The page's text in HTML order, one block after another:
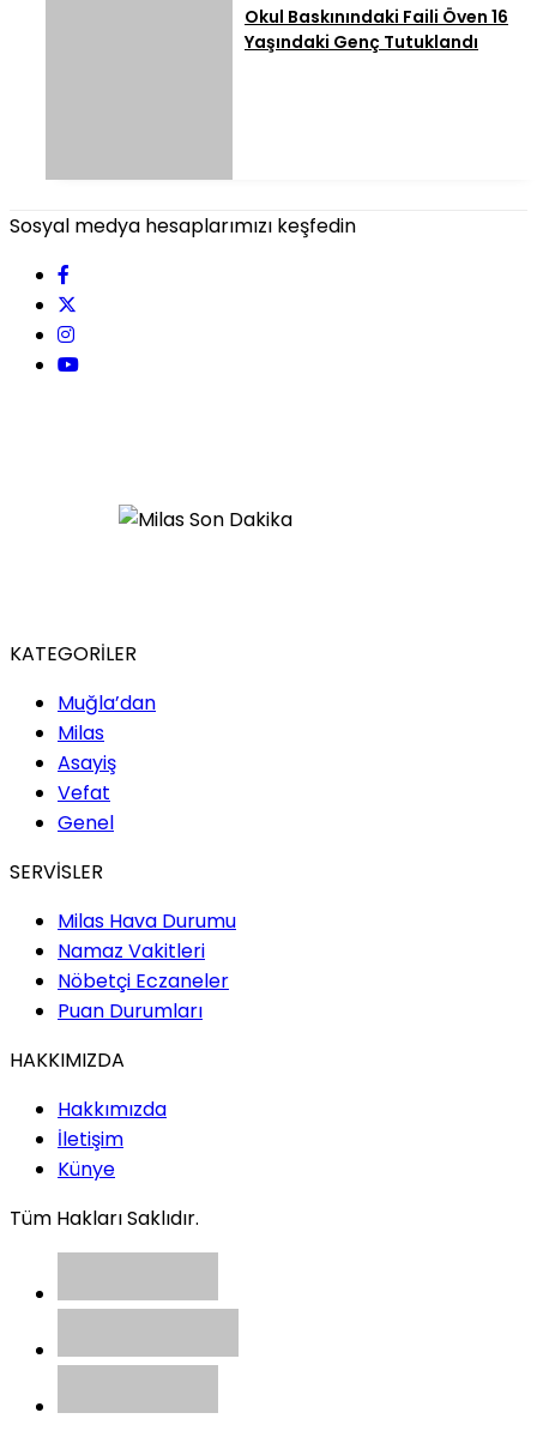
Okul Baskınındaki Faili Öven 16
Yaşındaki Genç Tutuklandı
Sosyal medya hesaplarımızı keşfedin
KATEGORİLER
Muğla’dan
Milas
Asayiş
Vefat
Genel
SERVİSLER
Milas Hava Durumu
Namaz Vakitleri
Nöbetçi Eczaneler
Puan Durumları
HAKKIMIZDA
Hakkımızda
İletişim
Künye
Tüm Hakları Saklıdır.